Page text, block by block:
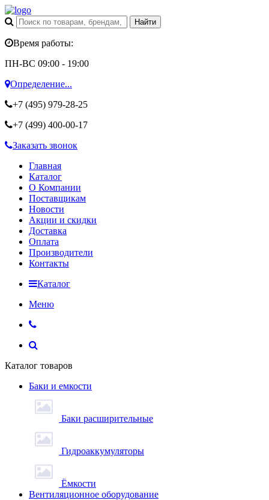
Время работы:
ПН-ВС 09:00 - 19:00
Определение...
+7 (495) 979-28-25
+7 (499) 400-00-17
Заказать звонок
Главная
Каталог
О Компании
Поставщикам
Новости
Акции и скидки
Доставка
Оплата
Производители
Контакты
Каталог
Меню
Каталог товаров
Баки и емкости
Баки расширительные
Гидроаккумуляторы
Ёмкости
Вентиляционное оборудование